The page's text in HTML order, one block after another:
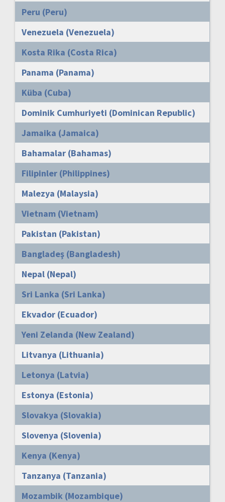
Peru (Peru)
Venezuela (Venezuela)
Kosta Rika (Costa Rica)
Panama (Panama)
Küba (Cuba)
Dominik Cumhuriyeti (Dominican Republic)
Jamaika (Jamaica)
Bahamalar (Bahamas)
Filipinler (Philippines)
Malezya (Malaysia)
Vietnam (Vietnam)
Pakistan (Pakistan)
Bangladeş (Bangladesh)
Nepal (Nepal)
Sri Lanka (Sri Lanka)
Ekvador (Ecuador)
Yeni Zelanda (New Zealand)
Litvanya (Lithuania)
Letonya (Latvia)
Estonya (Estonia)
Slovakya (Slovakia)
Slovenya (Slovenia)
Kenya (Kenya)
Tanzanya (Tanzania)
Mozambik (Mozambique)